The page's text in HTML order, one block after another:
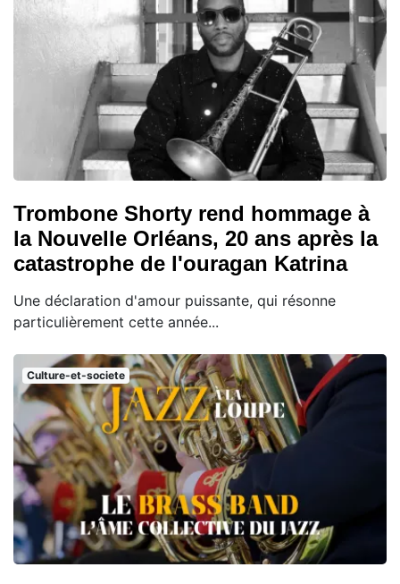
Trombone Shorty rend hommage à
la Nouvelle Orléans, 20 ans après la
catastrophe de l'ouragan Katrina
Une déclaration d'amour puissante, qui résonne
particulièrement cette année...
Culture-et-societe